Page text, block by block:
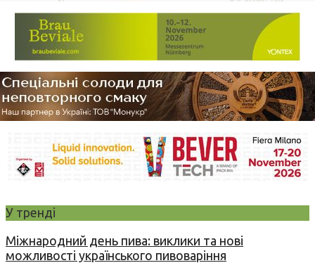
У тренді
Міжнародний день пива: виклики та нові
можливості українського пивоваріння